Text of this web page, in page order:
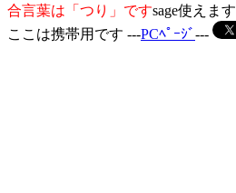
合言葉は「つり」ですsage使えます
ここは携帯用です ---PCﾍﾟｰｼﾞ---